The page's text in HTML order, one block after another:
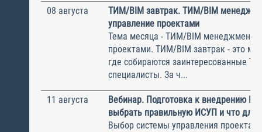
08 августа
ТИМ/BIM завтрак. ТИМ/BIM
управление проектами
Тема месяца - ТИМ/BIM менеджмент и
проектами. ТИМ/BIM завтрак - это
где собираются заинтересованные
специалисты. За ч...
11 августа
Вебинар. Подготовка к внедрению
выбрать правильную ИСУП и что для
Выбор системы управления